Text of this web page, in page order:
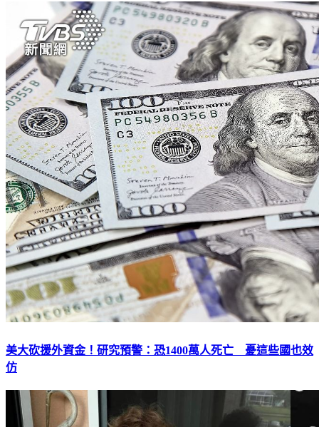
美大砍援外資金！研究預警：恐1400萬人死亡 憂這些國也效
仿